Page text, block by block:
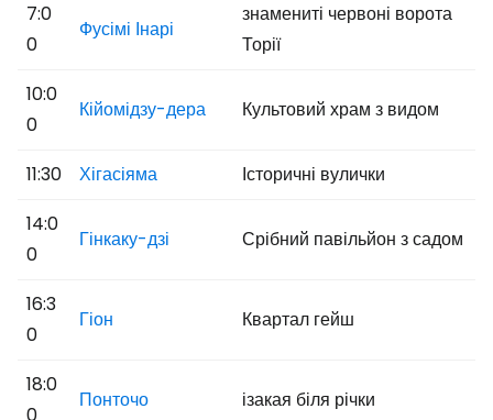
7:0
0
Фусімі Інарі
знамениті червоні ворота
Торії
10:0
0
Кійомідзу-дера Культовий храм з видом
11:30 Хігасіяма
Історичні вулички
14:0
0
Гінкаку-дзі Срібний павільйон з садом
16:3
0
Гіон Квартал гейш
18:0
Понточо ізакая біля річки